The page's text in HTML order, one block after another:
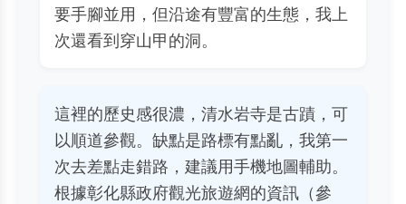
要手腳並用，但沿途有豐富的生態，我上
次還看到穿山甲的洞。
這裡的歷史感很濃，清水岩寺是古蹟，可
以順道參觀。缺點是路標有點亂，我第一
次去差點走錯路，建議用手機地圖輔助。
根據彰化縣政府觀光旅遊網的資訊（參